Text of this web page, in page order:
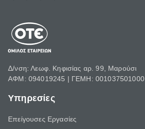
Δ/νση: Λεωφ. Κηφισίας αρ. 99, Μαρούσι
ΑΦΜ: 094019245 | ΓΕΜΗ: 001037501000
Υπηρεσίες
Επείγουσες Εργασίες